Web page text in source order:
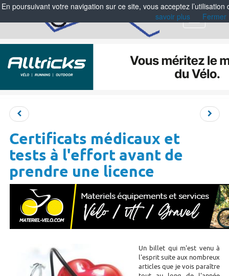
Menu
Certificats médicaux et
tests à l'effort avant de
prendre une licence
Un billet qui m'est venu à
l'esprit suite aux nombreux
articles que je vois paraître
En poursuivant votre navigation sur ce site, vous acceptez
savoir plus
Fermer